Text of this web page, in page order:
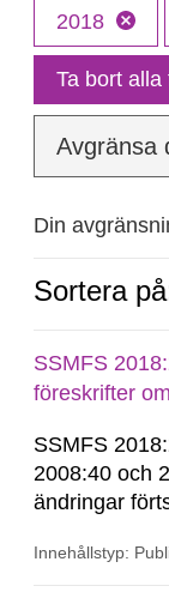
2018
Ta bort alla
Avgränsa
Din
Sortera
SSMFS
föreskrifter
SSMFS
2008:40 och
ändringar
Innehållstyp: